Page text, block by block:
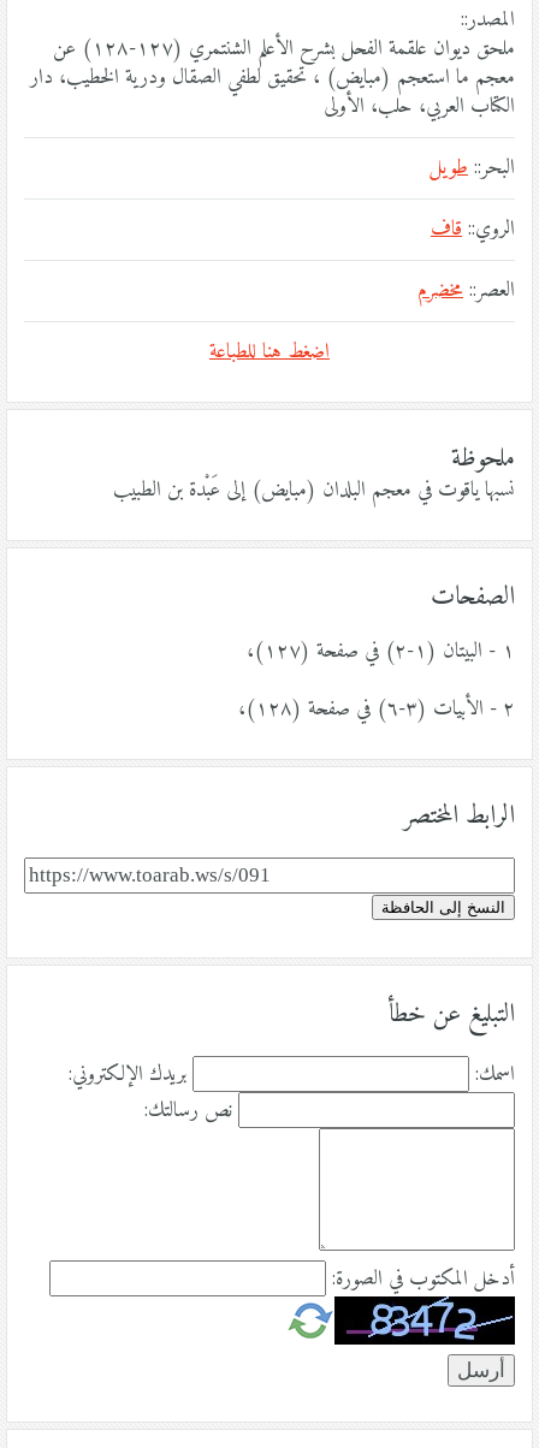
المصدر::
ملحق ديوان علقمة الفحل بشرح الأعلم الشنتمري (١٢٧-١٢٨) عن
معجم ما استعجم (مبايض) ، تحقيق لطفي الصقال ودرية الخطيب، دار
الكتاب العربي، حلب، الأولى
البحر::طويل
الروي::قاف
العصر::مخضرم
اضغط هنا للطباعة
ملحوظة
نسبها ياقوت في معجم البلدان (مبايض) إلى عَبْدة بن الطبيب
الصفحات
١ - البيتان (١-٢) في صفحة (١٢٧)،
٢ - الأبيات (٣-٦) في صفحة (١٢٨)،
الرابط المختصر
النسخ إلى الحافظة
التبليغ عن خطأ
اسمك:
بريدك الإلكتروني:
نص رسالتك:
أدخل المكتوب في الصورة: